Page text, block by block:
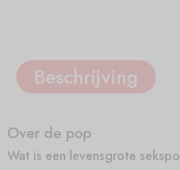
Beschrijving
Over de pop
Wat is een levensgrote